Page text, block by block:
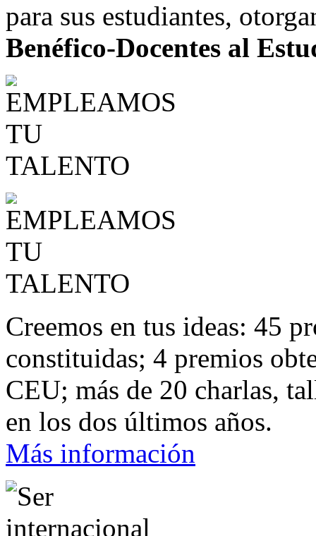
para sus estudiantes,
Benéfico-Docentes al
Creemos en tus ideas: 45
constituidas; 4 premios
CEU; más de 20 charlas,
en los dos últimos años.
Más información